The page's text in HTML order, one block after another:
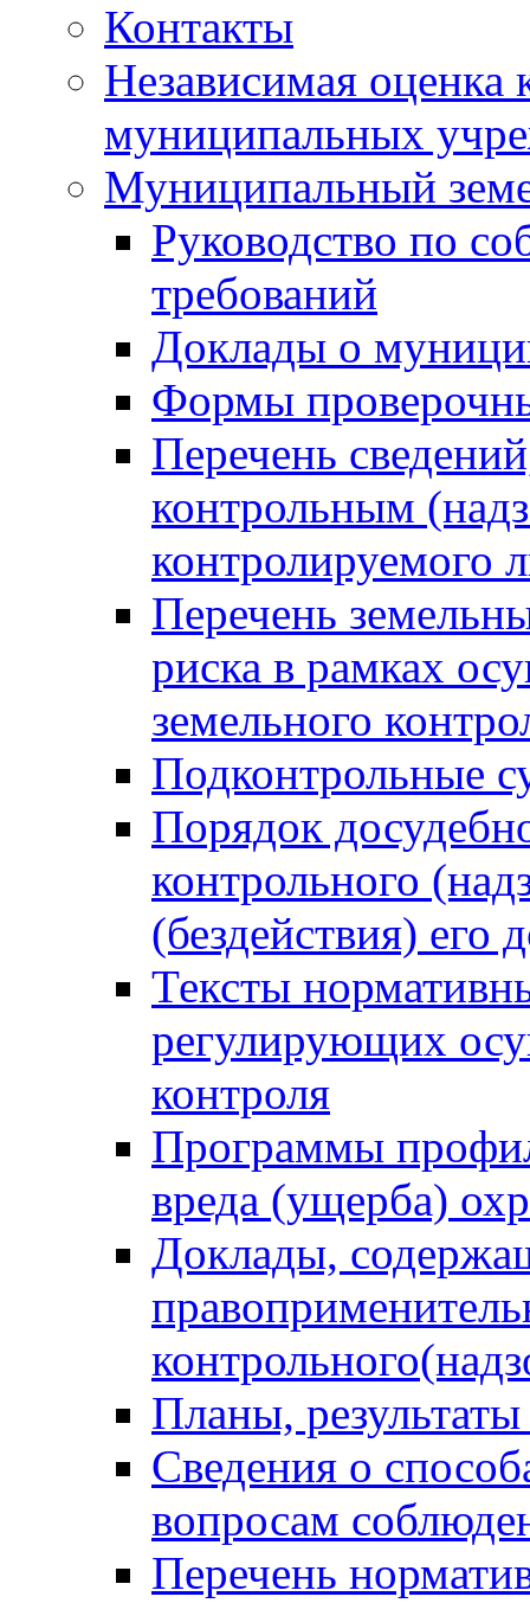
Контакты
Независимая оценка
муниципальных
Муниципальный
Руководство по
требований
Доклады о
Формы
Перечень
контрольным
контролируемого
Перечень
риска в рамках
земельного
Подконтрольные
Порядок
контрольного
(бездействия)
Тексты
регулирующих
контроля
Программы
вреда (ущерба)
Доклады,
Планы,
Сведения о
вопросам
Перечень